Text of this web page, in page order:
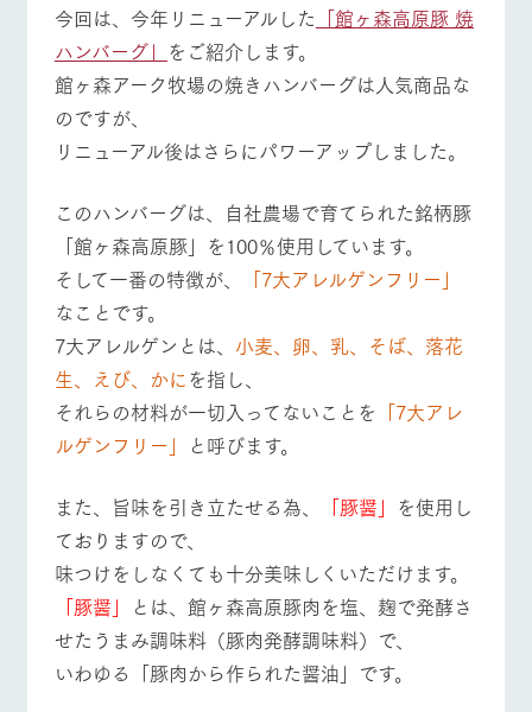
営業時間・料金
交通アクセス
よくいただく質
問
団体のお客様へ
ペットをお連れ
のお客様へ
お問い合わせ・
資料請求
フラワーガー
デン
花のある美しい自然
わう
動物とふれあ
触れて、感じて、学
れあう
レストラン
牧場の生産品を知り
尽くした料理人が腕
を振い、ビュッフェス
ショップ／お
買い物
丹精込めて育てた生
産品をはじめ、牧場
周遊バス
牧場内を巡る周遊バ
スのご案内
ArkFarm Wedding
お知らせ
お問い合わせ・資料請求
生産品カタログ・資料DL
English (Google Translate)
ネットショップ
個人情報取扱いについて
牧場トップ 今日の牧場
動物とふれあう
牧場マップを見る 周遊バス
営業時間・料金 交通アクセス
よくあるご質問
団体のお客様へ
ペットをお連れの
今回は、今年リニューアルした 「館ヶ森高原豚 焼
ハンバーグ」 をご紹介します。
館ヶ森アーク牧場の焼きハンバーグは人気商品な
のですが、
リニューアル後はさらにパワーアップしました。
このハンバーグは、自社農場で育てられた銘柄豚
「館ヶ森高原豚」を100％使用しています。
そして一番の特徴が、
「7大アレルゲンフリー」
なことです。
7大アレルゲンとは、 小麦、卵、乳、そば、落花
生、えび、かにを指し、
それらの材料が一切入ってないことを 「7大アレ
ルゲンフリー」 と呼びます。
また、旨味を引き立たせる為、 「豚醤」 を使用し
ておりますので、
味つけをしなくても十分美味しくいただけます。
「豚醤」 とは、館ヶ森高原豚肉を塩、麹で発酵さ
せたうまみ調味料（豚肉発酵調味料）で、
いわゆる「豚肉から作られた醤油」です。